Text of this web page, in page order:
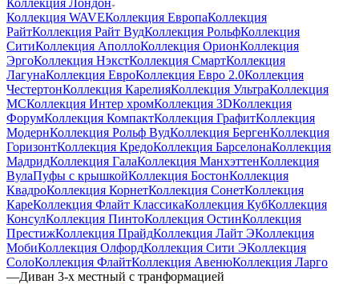
Коллекция WAVEКоллекция ЕвропаКоллекция
РайтКоллекция Райт ВудКоллекция РольфКоллекция
СитиКоллекция АполлоКоллекция ОрионКоллекция
ЭргоКоллекция НэкстКоллекция СмартКоллекция
ЛагунаКоллекция ЕвроКоллекция Евро 2.0Коллекция
ЧестертонКоллекция КарелияКоллекция УльтраКоллекция
МСКоллекция Интер хромКоллекция 3DКоллекция
ФорумКоллекция КомпактКоллекция ГрафитКоллекция
МодернКоллекция Рольф ВудКоллекция БергенКоллекция
ГоризонтКоллекция КредоКоллекция БарселонаКоллекция
МадридКоллекция ГалаКоллекция МанхэттенКоллекция
ВулаПуфы с крышкойКоллекция БостонКоллекция
КвадроКоллекция КорнетКоллекция СонетКоллекция
КареКоллекция Флайт КлассикаКоллекция КубКоллекция
КонсулКоллекция ПинтоКоллекция ОстинКоллекция
ПрестижКоллекция ПрайдКоллекция Лайт ЭКоллекция
МобиКоллекция ОлфордКоллекция Сити ЭКоллекция
СолоКоллекция ФлайтКоллекция АвенюКоллекция Ларго
—Диван 3-х местный с транформацией